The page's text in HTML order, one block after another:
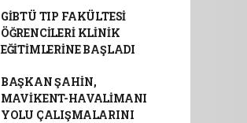
GİBTÜ TIP FAKÜLTESİ
ÖĞRENCİLERİ KLİNİK
EĞİTİMLERİNE BAŞLADI
BAŞKAN ŞAHİN,
MAVİKENT-HAVALİMANI
YOLU ÇALIŞMALARINI